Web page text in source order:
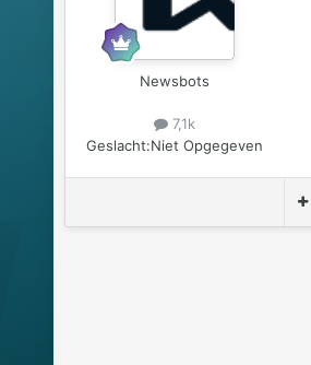
Newsbots
7,1k
Geslacht:Niet Opgegeven